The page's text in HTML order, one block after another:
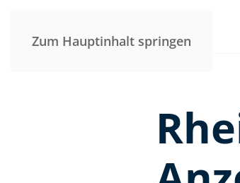
Zum Hauptinhalt springen